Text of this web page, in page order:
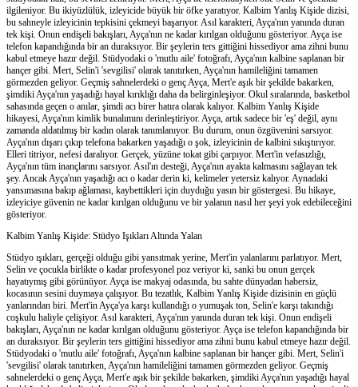
ilgileniyor. Bu ikiyüzlülük, izleyicide büyük bir öfke yaratıyor. Kalbim Yanlış Kişide dizisi,
bu sahneyle izleyicinin tepkisini çekmeyi başarıyor. Asıl karakteri, Ayça'nın yanında duran
tek kişi. Onun endişeli bakışları, Ayça'nın ne kadar kırılgan olduğunu gösteriyor. Ayça ise
telefon kapandığında bir an duraksıyor. Bir şeylerin ters gittiğini hissediyor ama zihni bunu
kabul etmeye hazır değil. Stüdyodaki o 'mutlu aile' fotoğrafı, Ayça'nın kalbine saplanan bir
hançer gibi. Mert, Selin'i 'sevgilisi' olarak tanıtırken, Ayça'nın hamileliğini tamamen
görmezden geliyor. Geçmiş sahnelerdeki o genç Ayça, Mert'e aşık bir şekilde bakarken,
şimdiki Ayça'nın yaşadığı hayal kırıklığı daha da belirginleşiyor. Okul sıralarında, basketbol
sahasında geçen o anılar, şimdi acı birer hatıra olarak kalıyor. Kalbim Yanlış Kişide
hikayesi, Ayça'nın kimlik bunalımını derinleştiriyor. Ayça, artık sadece bir 'eş' değil, aynı
zamanda aldatılmış bir kadın olarak tanımlanıyor. Bu durum, onun özgüvenini sarsıyor.
Ayça'nın dışarı çıkıp telefona bakarken yaşadığı o şok, izleyicinin de kalbini sıkıştırıyor.
Elleri titriyor, nefesi daralıyor. Gerçek, yüzüne tokat gibi çarpıyor. Mert'in vefasızlığı,
Ayça'nın tüm inançlarını sarsıyor. Asıl'ın desteği, Ayça'nın ayakta kalmasını sağlayan tek
şey. Ancak Ayça'nın yaşadığı acı o kadar derin ki, kelimeler yetersiz kalıyor. Aynadaki
yansımasına bakıp ağlaması, kaybettikleri için duyduğu yasın bir göstergesi. Bu hikaye,
izleyiciye güvenin ne kadar kırılgan olduğunu ve bir yalanın nasıl her şeyi yok edebileceğini
gösteriyor.
Kalbim Yanlış Kişide: Stüdyo Işıkları Altında Yalan
Stüdyo ışıkları, gerçeği olduğu gibi yansıtmak yerine, Mert'in yalanlarını parlatıyor. Mert,
Selin ve çocukla birlikte o kadar profesyonel poz veriyor ki, sanki bu onun gerçek
hayatıymış gibi görünüyor. Ayça ise makyaj odasında, bu sahte dünyadan habersiz,
kocasının sesini duymaya çalışıyor. Bu tezatlık, Kalbim Yanlış Kişide dizisinin en güçlü
yanlarından biri. Mert'in Ayça'ya karşı kullandığı o yumuşak ton, Selin'e karşı takındığı
coşkulu haliyle çelişiyor. Asıl karakteri, Ayça'nın yanında duran tek kişi. Onun endişeli
bakışları, Ayça'nın ne kadar kırılgan olduğunu gösteriyor. Ayça ise telefon kapandığında bir
an duraksıyor. Bir şeylerin ters gittiğini hissediyor ama zihni bunu kabul etmeye hazır değil.
Stüdyodaki o 'mutlu aile' fotoğrafı, Ayça'nın kalbine saplanan bir hançer gibi. Mert, Selin'i
'sevgilisi' olarak tanıtırken, Ayça'nın hamileliğini tamamen görmezden geliyor. Geçmiş
sahnelerdeki o genç Ayça, Mert'e aşık bir şekilde bakarken, şimdiki Ayça'nın yaşadığı hayal